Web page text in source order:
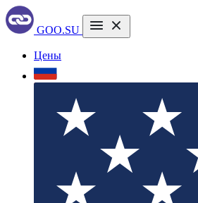
GOO.SU
Цены